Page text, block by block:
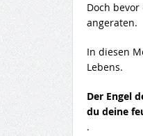
Doch
angeraten.
In diesen
Lebens.
Der Engel
du deine
.